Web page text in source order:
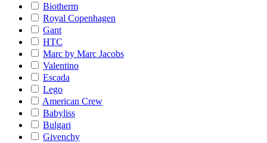
Biotherm
Royal Copenhagen
Gant
HTC
Marc by Marc Jacobs
Valentino
Escada
Lego
American Crew
Babyliss
Bulgari
Givenchy